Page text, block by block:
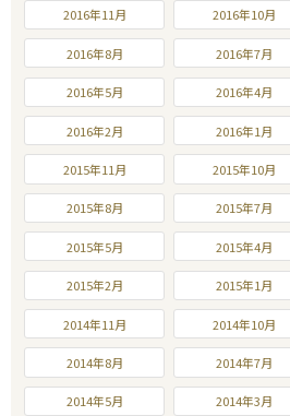
2016年11月 2016年10月
2016年8月 2016年7月
2016年5月 2016年4月
2016年2月 2016年1月
2015年11月 2015年10月
2015年8月 2015年7月
2015年5月 2015年4月
2015年2月 2015年1月
2014年11月 2014年10月
2014年8月 2014年7月
2014年5月 2014年3月